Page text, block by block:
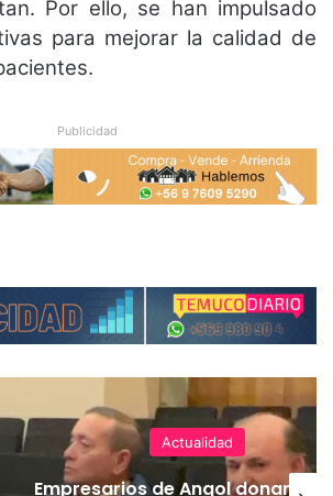
Por ello, se han impulsado
para mejorar la calidad de
Publicidad
Actualidad
Empresarios de Angol donan